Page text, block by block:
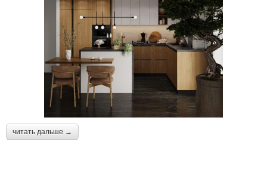
читать дальше →